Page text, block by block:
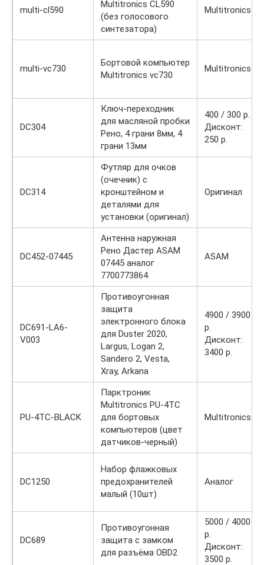
multi-cl590
Multitronics CL590
(без голосового
синтезатора)
Multitronics
multi-vc730
Бортовой компьютер
Multitronics vc730
Multitronics
DC304
Ключ-переходник
для масляной пробки
Рено, 4 грани 8мм, 4
грани 13мм
400 / 300 р.
Дисконт:
250 р.
DC314
Футляр для очков
(очечник) с
кронштейном и
деталями для
установки (оригинал)
Оригинал
DC452-07445
Антенна наружная
Рено Дастер ASAM
07445 аналог
7700773864
ASAM
DC691-LA6-
V003
Противоугонная
защита
электронного блока
для Duster 2020,
Largus, Logan 2,
Sandero 2, Vesta,
Xray, Arkana
4900 / 3900
р.
Дисконт:
3400 р.
PU-4TC-BLACK
Парктроник
Multitronics PU-4TC
для бортовых
компьютеров (цвет
датчиков-черный)
Multitronics
DC1250
Набор флажковых
предохранителей
малый (10шт)
Аналог
DC689
Противоугонная
защита с замком
для разъёма OBD2
5000 / 4000
р.
Дисконт:
3500 р.